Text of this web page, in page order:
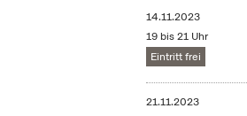
14.11.2023
19 bis 21 Uhr
Eintritt frei
21.11.2023